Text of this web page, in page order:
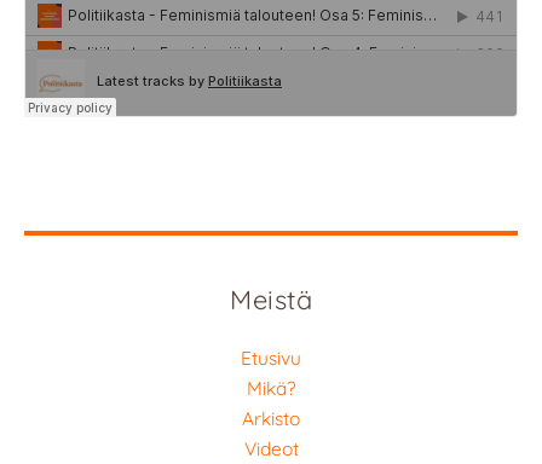
Meistä
Etusivu
Mikä?
Arkisto
Videot